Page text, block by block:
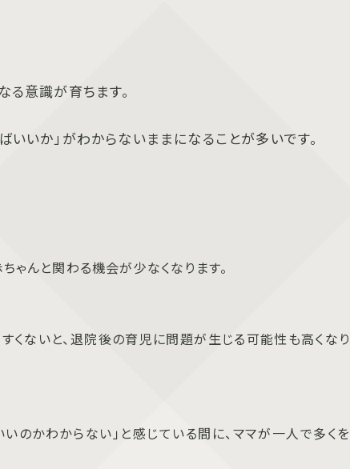
る意識が育ちます。
いいか」がわからないままになることが多いです。
ゃんと関わる機会が少なくなります。
くないと、退院後の育児に問題が生じる可能性も高くなり
のかわからない」と感じている間に、ママが一人で多くを